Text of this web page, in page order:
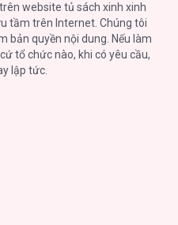
dàng
Hệ
website tủ sách xinh xinh
tầm trên Internet. Chúng tôi
bản quyền nội dung. Nếu làm
tổ chức nào, khi có yêu cầu,
lập tức.